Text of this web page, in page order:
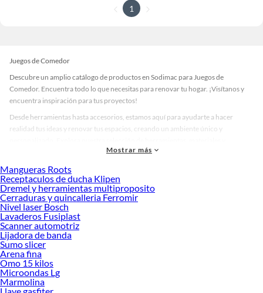
1
Juegos de Comedor
Descubre un amplio catálogo de productos en Sodimac para Juegos de
Comedor. Encuentra todo lo que necesitas para renovar tu hogar. ¡Visítanos y
encuentra inspiración para tus proyectos!
Desde herramientas hasta accesorios, estamos aquí para ayudarte a hacer
realidad tus ideas y renovar tus espacios, creando un ambiente único y
accesorios de calidad que te ayudarán a crear un espacio más tú.
Desde remodelaciones hasta proyectos de decoración, estamos aquí para hacer
tus ideas realidad. ¡Visítanos y encuentra todo lo que tenemos para ofrecerte en
Juegos de Comedor!
Explora la variedad de productos de Juegos de Comedor en Sodimac
Herramientas, materiales y accesorios de calidad para tus proyectos y
renovación de espacios. ¡Visítanos y descubre todo lo que tenemos para
ofrecerte!
Encuentra una amplia variedad de productos de Juegos de Comedor en
Sodimac. Encuentra todo lo necesario para tus proyectos de renovación y
decoración. ¡Visítanos y haz tus ideas realidad!
Mostrar más
Mangueras Roots
Receptaculos de ducha Klipen
Dremel y herramientas multiproposito
Cerraduras y quincalleria Ferromir
Nivel laser Bosch
Lavaderos Fusiplast
Scanner automotriz
Lijadora de banda
Sumo slicer
Arena fina
Omo 15 kilos
Microondas Lg
Marmolina